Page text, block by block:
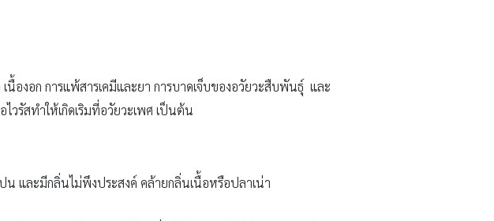
นื้องอก การแพ้สารเคมีและยา การบาดเจ็บของอวัยวะสืบพันธุ์ และ
ไวรัสทำให้เกิดเริมที่อวัยวะเพศ เป็นต้น
น และมีกลิ่นไม่พึงประสงค์ คล้ายกลิ่นเนื้อหรือปลาเน่า